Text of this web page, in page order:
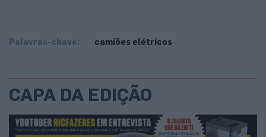
Palavras-chave: camiões elétricos
CAPA DA EDIÇÃO